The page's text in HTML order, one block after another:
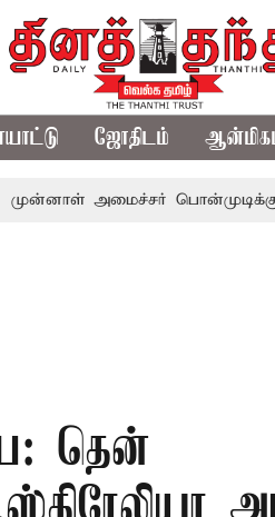
ஜோதிடம்
அமைச்சர் பொன்முடிக்கு சென்னை
தென்